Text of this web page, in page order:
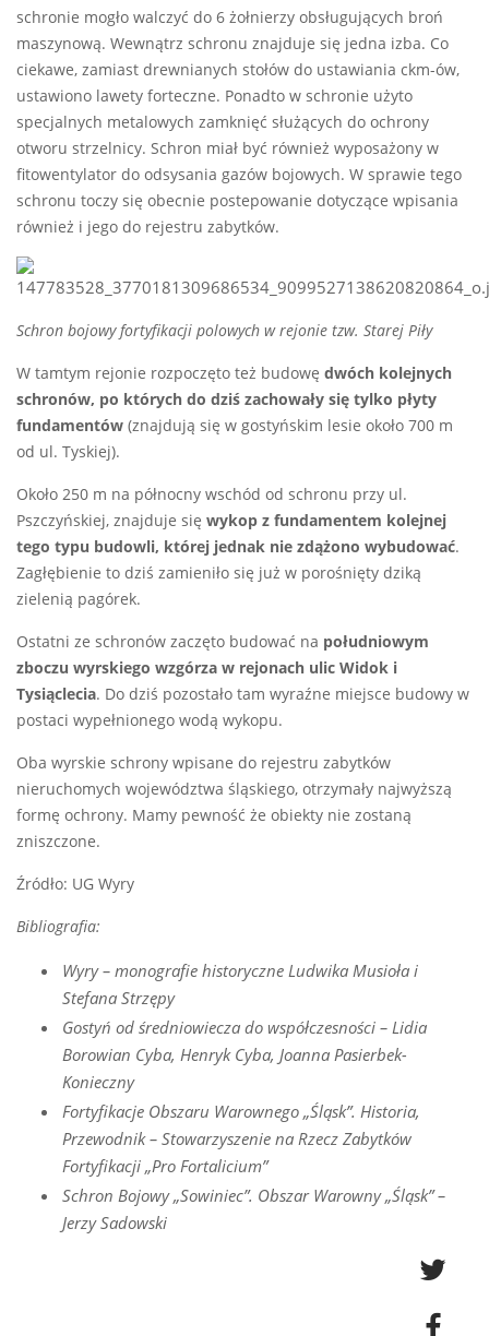
schronie mogło walczyć do 6 żołnierzy obsługujących broń
maszynową. Wewnątrz schronu znajduje się jedna izba. Co
ciekawe, zamiast drewnianych stołów do ustawiania ckm-ów,
ustawiono lawety forteczne. Ponadto w schronie użyto
specjalnych metalowych zamknięć służących do ochrony
otworu strzelnicy. Schron miał być również wyposażony w
fitowentylator do odsysania gazów bojowych. W sprawie tego
schronu toczy się obecnie postepowanie dotyczące wpisania
również i jego do rejestru zabytków.
Schron bojowy fortyfikacji polowych w rejonie tzw. Starej Piły
W tamtym rejonie rozpoczęto też budowę dwóch kolejnych
schronów, po których do dziś zachowały się tylko płyty
fundamentów (znajdują się w gostyńskim lesie około 700 m
od ul. Tyskiej).
Około 250 m na północny wschód od schronu przy ul.
Pszczyńskiej, znajduje się wykop z fundamentem kolejnej
tego typu budowli, której jednak nie zdążono wybudować.
Zagłębienie to dziś zamieniło się już w porośnięty dziką
zielenią pagórek.
Ostatni ze schronów zaczęto budować na południowym
zboczu wyrskiego wzgórza w rejonach ulic Widok i
Tysiąclecia. Do dziś pozostało tam wyraźne miejsce budowy w
postaci wypełnionego wodą wykopu.
Oba wyrskie schrony wpisane do rejestru zabytków
nieruchomych województwa śląskiego, otrzymały najwyższą
formę ochrony. Mamy pewność że obiekty nie zostaną
zniszczone.
Źródło: UG Wyry
Bibliografia:
Wyry – monografie historyczne Ludwika Musioła i
Stefana Strzępy
Gostyń od średniowiecza do współczesności – Lidia
Borowian Cyba, Henryk Cyba, Joanna Pasierbek-
Konieczny
Fortyfikacje Obszaru Warownego „Śląsk”. Historia,
Przewodnik – Stowarzyszenie na Rzecz Zabytków
Fortyfikacji „Pro Fortalicium”
Schron Bojowy „Sowiniec”. Obszar Warowny „Śląsk” –
Jerzy Sadowski